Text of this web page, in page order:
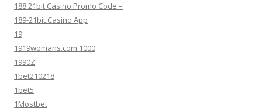
188 21bit Casino Promo Code –
189-21bit Casino App
19
1919womans.com 1000
1990Z
1bet210218
1bet5
1Mostbet